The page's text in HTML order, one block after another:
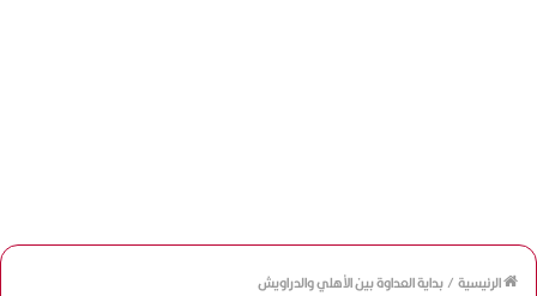
الرئيسية/بداية العداوة بين الأهلي والدراويش